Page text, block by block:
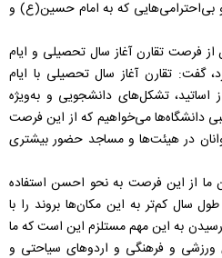
و بی‌احترامی‌هایی که به امام حسین(ع) و
فرصت تقارن آغاز سال تحصیلی و ایام
گفت: تقارن آغاز سال تحصیلی با ایام
اساتید، تشکل‌های دانشجویی و به‌ویژه
دانشگاه‌ها می‌خواهیم که از این فرصت
در هیئت‌ها و مساجد حضور بیشتری
ما از این فرصت به نحو احسن استفاده
سال کم‌تر به این مکان‌ها بروند را با
به این مهم مستلزم این است که ما
ورزشی و فرهنگی و اردوهای سیاحتی و